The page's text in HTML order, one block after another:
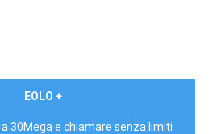
EOLO +
30Mega e chiamare senza limiti